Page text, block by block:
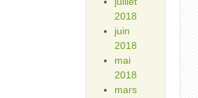
2018
juin
2018
mai
2018
mars